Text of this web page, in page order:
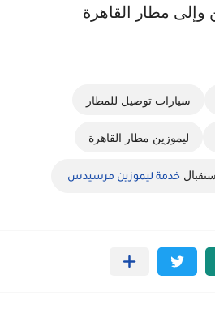
وإلى مطار القاهرة
سيارات توصيل للمطار
ليموزين مطار القاهرة
خدمة ليموزين مرسيدس